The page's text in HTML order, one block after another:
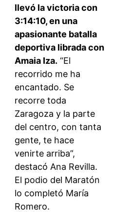
llevó la victoria con
3:14:10, en una
apasionante batalla
deportiva librada con
Amaia Iza. “El
recorrido me ha
encantado. Se
recorre toda
Zaragoza y la parte
del centro, con tanta
gente, te hace
venirte arriba”,
destacó Ana Revilla.
El podio del Maratón
lo completó María
Romero.